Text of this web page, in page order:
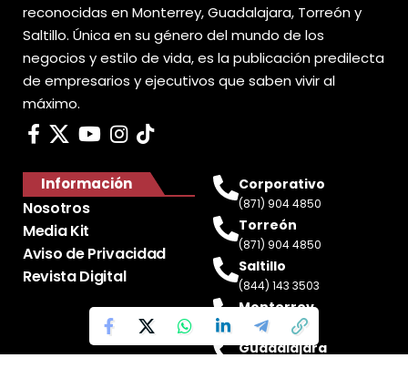
reconocidas en Monterrey, Guadalajara, Torreón y
Saltillo. Única en su género del mundo de los
negocios y estilo de vida, es la publicación predilecta
de empresarios y ejecutivos que saben vivir al
máximo.
Información
Nosotros
Media Kit
Aviso de Privacidad
Revista Digital
Corporativo
(871) 904 4850
Torreón
(871) 904 4850
Saltillo
(844) 143 3503
Monterrey
(81) 2188 0412
Guadalajara